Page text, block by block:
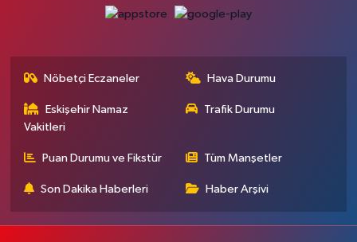
Nöbetçi Eczaneler Hava Durumu
Eskişehir Namaz
Vakitleri
Trafik Durumu
Puan Durumu ve Fikstür Tüm Manşetler
Son Dakika Haberleri Haber Arşivi